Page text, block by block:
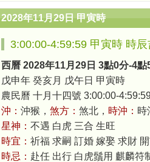
2028年11月29日 甲寅時
3:00:00-4:59:59 甲寅時 時辰
西曆 2028年11月29日 3點0分-4點
戊申年 癸亥月 戊午日 甲寅時
農民曆 十月十四號 3:00:00-
沖： 沖猴， 煞方： 煞北， 時沖： 時
星神： 不遇 白虎 三合 生旺
時宜： 祈福 求嗣 訂婚 嫁娶 求財
時忌： 赴任 出行 白虎鬚用 麒麟符